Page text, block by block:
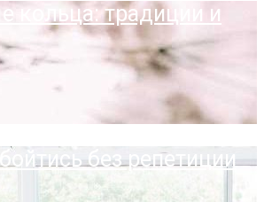
кольца: традиции и
без репетиции